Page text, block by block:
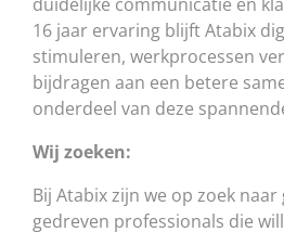
duidelijke communicatie en
16 jaar ervaring blijft Atabix
stimuleren, werkprocessen
bijdragen aan een betere
onderdeel van deze
Wij zoeken:
Bij Atabix zijn we op zoek
gedreven professionals die